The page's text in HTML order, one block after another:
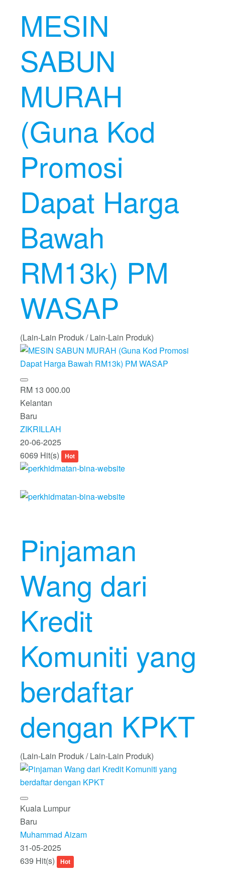
MESIN
SABUN
MURAH
(Guna Kod
Promosi
Dapat Harga
Bawah
RM13k) PM
WASAP
(Lain-Lain Produk / Lain-Lain Produk)
RM 13 000.00
Kelantan
Baru
ZIKRILLAH
20-06-2025
6069 Hit(s)
Hot
Pinjaman
Wang dari
Kredit
Komuniti yang
berdaftar
dengan KPKT
(Lain-Lain Produk / Lain-Lain Produk)
Kuala Lumpur
Baru
Muhammad Aizam
31-05-2025
639 Hit(s)
Hot